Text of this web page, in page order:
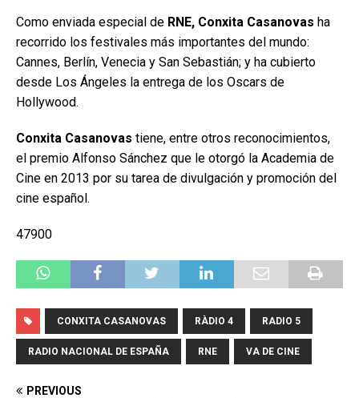
Como enviada especial de RNE, Conxita Casanovas ha
recorrido los festivales más importantes del mundo:
Cannes, Berlín, Venecia y San Sebastián; y ha cubierto
desde Los Ángeles la entrega de los Oscars de
Hollywood.
Conxita Casanovas tiene, entre otros reconocimientos,
el premio Alfonso Sánchez que le otorgó la Academia de
Cine en 2013 por su tarea de divulgación y promoción del
cine español.
47900
CONXITA CASANOVAS RÀDIO 4 RADIO 5
RADIO NACIONAL DE ESPAÑA RNE VA DE CINE
PREVIOUS